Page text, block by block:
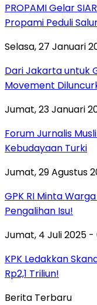
PROPAMI Gelar
Propami Peduli
Selasa, 27 Januari
Dari Jakarta untuk
Movement
Jumat, 23 Januari
Forum Jurnalis
Kebudayaan Turki
Jumat, 29 Agustus
GPK RI Minta
Pengalihan Isu!
Jumat, 4 Juli 2025 -
KPK Ledakkan
Rp2,1 Triliun!
Berita Terbaru